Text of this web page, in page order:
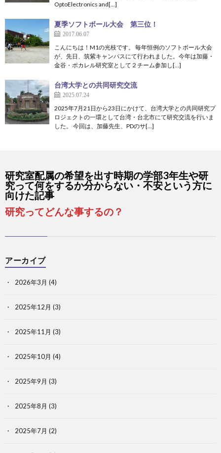
OptoElectronics and[…]
夏季ソフトボール大会 第三位！
2017.06.07
こんにちは！M1の光枝です。 毎年恒例のソフトボール大会
が、先日、筑紫キャンパスにて行われました。今年は加藤・
金谷・ポカレル研究室として２チーム参加し[…]
台湾大学との共同研究交流
2025.07.24
2025年7月21日から23日にかけて、台湾大学との共同研究プ
ロジェクトの一環として台湾・台北市にて研究交流を行いま
した。 今回は、加藤先生、PDのサ[…]
研究室配属の希望を出す時期の学部3年生や研
究って何をするか分からない・不安という方に
向けた記事
研究ってどんな事するの？
アーカイブ
2026年3月 (4)
2025年12月 (3)
2025年11月 (3)
2025年10月 (4)
2025年9月 (3)
2025年8月 (3)
2025年7月 (2)